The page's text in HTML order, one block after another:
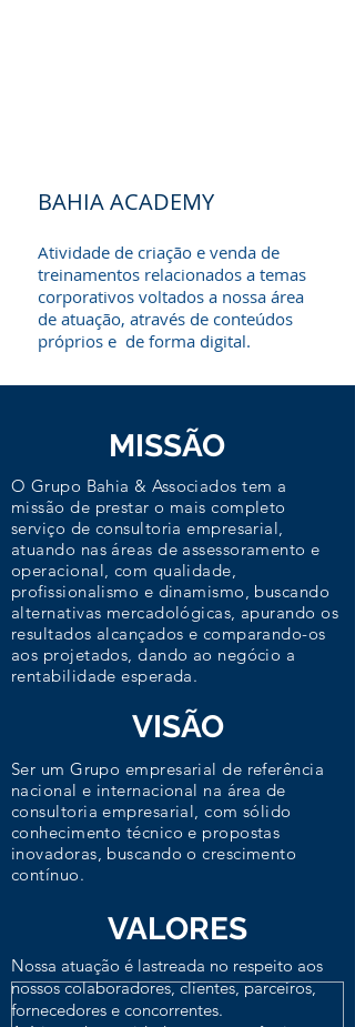
BAHIA ACADEMY
Atividade de criação e venda de
treinamentos relacionados a temas
corporativos voltados a nossa área
de atuação, através de conteúdos
próprios e de forma digital.
MISSÃO
O Grupo Bahia & Associados tem a
missão de prestar o mais completo
serviço de consultoria empresarial,
atuando nas áreas de assessoramento e
operacional, com qualidade,
profissionalismo e dinamismo, buscando
alternativas mercadológicas, apurando os
resultados alcançados e comparando-os
aos projetados, dando ao negócio a
rentabilidade esperada.
VISÃO
Ser um Grupo empresarial de referência
nacional e internacional na área de
consultoria empresarial, com sólido
conhecimento técnico e propostas
inovadoras, buscando o crescimento
contínuo.
VALORES
Nossa atuação é lastreada no respeito aos
nossos colaboradores, clientes, parceiros,
fornecedores e concorrentes.